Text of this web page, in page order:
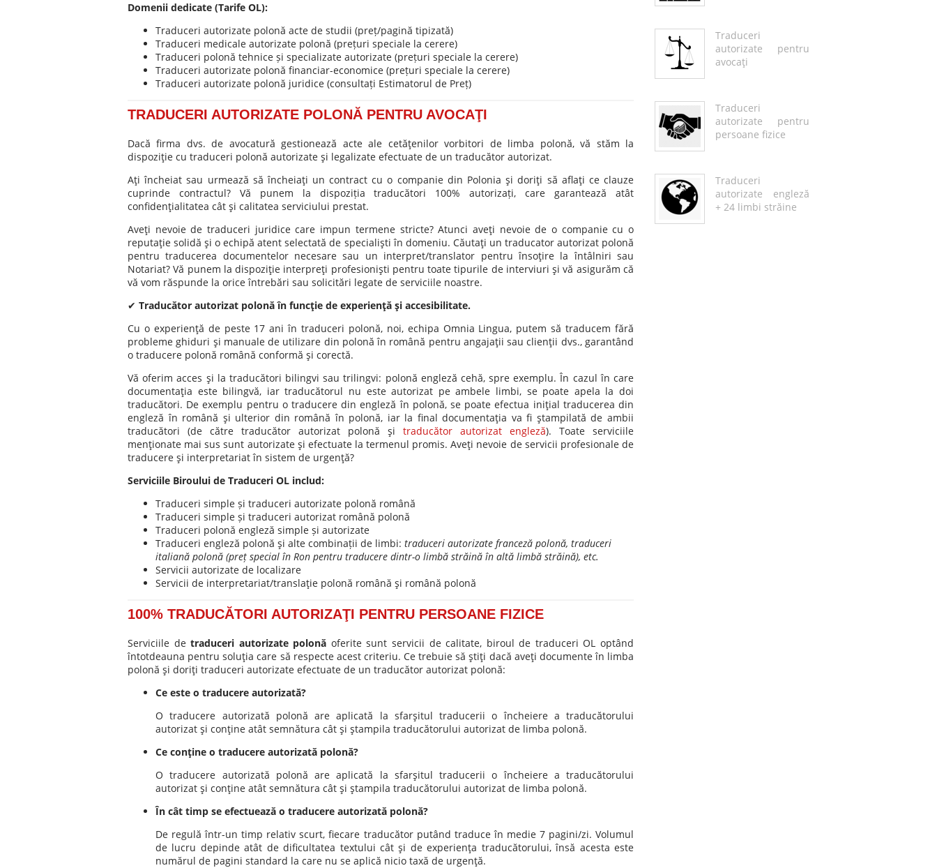
Domenii dedicate (Tarife OL):
Traduceri autorizate polonă acte de studii (preț/pagină tipizată)
Traduceri medicale autorizate polonă (prețuri speciale la cerere)
Traduceri polonă tehnice și specializate autorizate (prețuri speciale la cerere)
Traduceri autorizate polonă financiar-economice (prețuri speciale la cerere)
Traduceri autorizate polonă juridice (consultați Estimatorul de Preț)
TRADUCERI AUTORIZATE POLONĂ PENTRU AVOCAŢI
Dacă firma dvs. de avocatură gestionează acte ale cetăţenilor vorbitori de limba polonă, vă stăm la
dispoziţie cu traduceri polonă autorizate şi legalizate efectuate de un traducător autorizat.
Aţi încheiat sau urmează să încheiaţi un contract cu o companie din Polonia şi doriţi să aflaţi ce clauze
cuprinde contractul? Vă punem la dispoziția traducători 100% autorizați, care garantează atât
confidenţialitatea cât şi calitatea serviciului prestat.
Aveţi nevoie de traduceri juridice care impun termene stricte? Atunci aveţi nevoie de o companie cu o
reputaţie solidă şi o echipă atent selectată de specialişti în domeniu. Căutaţi un traducator autorizat polonă
pentru traducerea documentelor necesare sau un interpret/translator pentru însoţire la întâlniri sau
Notariat? Vă punem la dispoziţie interpreţi profesionişti pentru toate tipurile de interviuri şi vă asigurăm că
vă vom răspunde la orice întrebări sau solicitări legate de serviciile noastre.
✔ Traducător autorizat polonă în funcţie de experienţă şi accesibilitate.
Cu o experienţă de peste 17 ani în traduceri polonă, noi, echipa Omnia Lingua, putem să traducem fără
probleme ghiduri şi manuale de utilizare din polonă în română pentru angajaţii sau clienţii dvs., garantând
o traducere polonă română conformă şi corectă.
Vă oferim acces şi la traducători bilingvi sau trilingvi: polonă engleză cehă, spre exemplu. În cazul în care
documentaţia este bilingvă, iar traducătorul nu este autorizat pe ambele limbi, se poate apela la doi
traducători. De exemplu pentru o traducere din engleză în polonă, se poate efectua iniţial traducerea din
engleză în română şi ulterior din română în polonă, iar la final documentaţia va fi ştampilată de ambii
traducători (de către traducător autorizat polonă şi traducător autorizat engleză). Toate serviciile
menţionate mai sus sunt autorizate şi efectuate la termenul promis. Aveţi nevoie de servicii profesionale de
traducere şi interpretariat în sistem de urgenţă?
Serviciile Biroului de Traduceri OL includ:
Traduceri simple și traduceri autorizate polonă română
Traduceri simple și traduceri autorizat română polonă
Traduceri polonă engleză simple și autorizate
Traduceri engleză polonă şi alte combinații de limbi: traduceri autorizate franceză polonă, traduceri
italiană polonă (preț special în Ron pentru traducere dintr-o limbă străină în altă limbă străină), etc.
Servicii autorizate de localizare
Servicii de interpretariat/translaţie polonă română şi română polonă
100% TRADUCĂTORI AUTORIZAŢI PENTRU PERSOANE FIZICE
Serviciile detraduceri autorizate polonă oferite sunt servicii de calitate, biroul de traduceri OL optând
întotdeauna pentru soluţia care să respecte acest criteriu. Ce trebuie să ştiţi dacă aveţi documente în limba
polonă şi doriţi traduceri autorizate efectuate de un traducător autorizat polonă:
Ce este o traducere autorizată?
O traducere autorizată polonă are aplicată la sfarşitul traducerii o încheiere a traducătorului
autorizat şi conţine atât semnătura cât şi ştampila traducătorului autorizat de limba polonă.
Ce conţine o traducere autorizată polonă?
O traducere autorizată polonă are aplicată la sfarşitul traducerii o încheiere a traducătorului
autorizat şi conţine atât semnătura cât şi ştampila traducătorului autorizat de limba polonă.
În cât timp se efectuează o traducere autorizată polonă?
De regulă într-un timp relativ scurt, fiecare traducător putând traduce în medie 7 pagini/zi. Volumul
de lucru depinde atât de dificultatea textului cât şi de experienţa traducătorului, însă acesta este
numărul de pagini standard la care nu se aplică nicio taxă de urgenţă.
Traduceri
autorizate pentru
avocaţi
Traduceri
autorizate pentru
persoane fizice
Traduceri
autorizate engleză
+ 24 limbi străine